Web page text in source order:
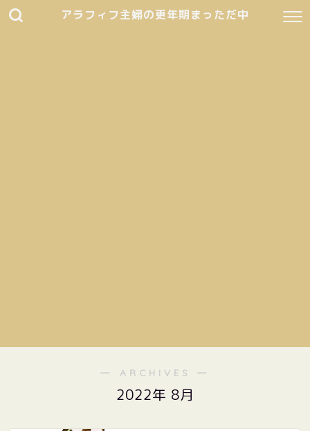
アラフィフ主婦の更年期まっただ中
― ARCHIVES ―
2022年 8月